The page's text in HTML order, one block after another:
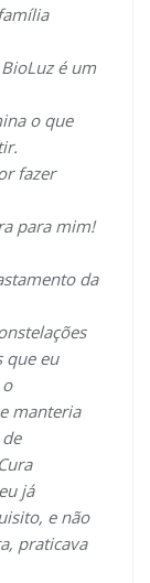
é um
o que
fazer
para mim!
da
que eu
manteria
já
e não
praticava